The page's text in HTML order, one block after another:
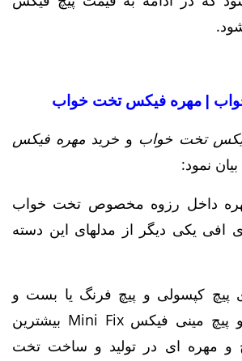
| مهره فیکس تخت خواب
تخت خواب و خرید مهره فیکس
نمود:
داخل رزوه مخصوص تخت خواب
افی یکی دیگر از مدلهای این دسته
پیچ کپسولی و پیچ فرنگ یا بست و
گونیا و پیچ الیت و پیچ مینی فیکس Mini Fix بیشترین
و مهره ای در تولید و ساخت تخت